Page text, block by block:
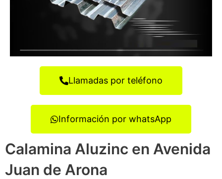
Llamadas por teléfono
Información por whatsApp
Calamina Aluzinc en Avenida
Juan de Arona